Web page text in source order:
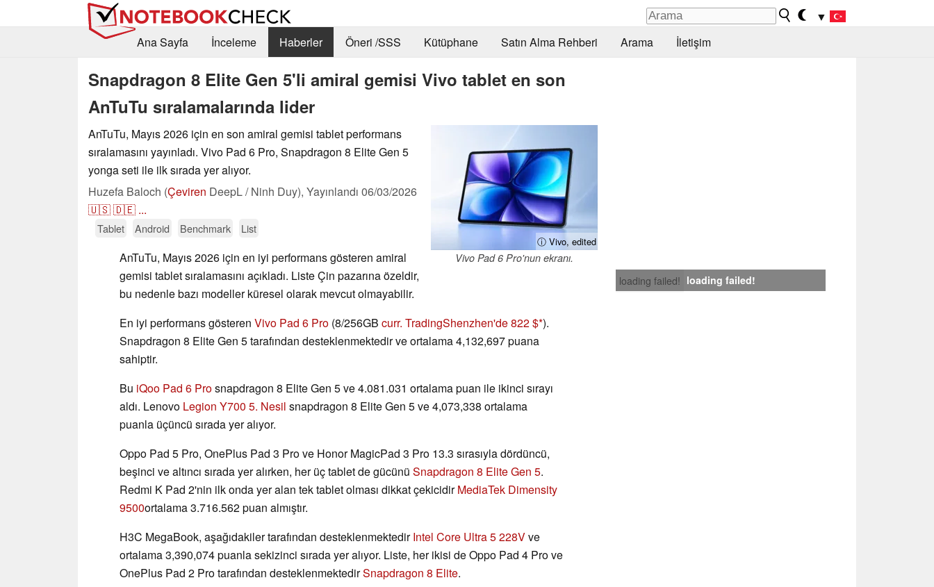
▼
Ana Sayfa
İnceleme Haberler Öneri /SSS Kütüphane Satın Alma Rehberi Arama İletişim
Snapdragon 8 Elite Gen 5'li amiral gemisi Vivo tablet en son
AnTuTu sıralamalarında lider
ⓘ Vivo, edited
Vivo Pad 6 Pro'nun ekranı.
AnTuTu, Mayıs 2026 için en son amiral gemisi tablet performans
sıralamasını yayınladı. Vivo Pad 6 Pro, Snapdragon 8 Elite Gen 5
yonga seti ile ilk sırada yer alıyor.
Huzefa Baloch (Çeviren DeepL / Ninh Duy), Yayınlandı 06/03/2026
🇺🇸🇩🇪 ...
Tablet Android Benchmark List
loading failed! loading failed!
AnTuTu, Mayıs 2026 için en iyi performans gösteren amiral
gemisi tablet sıralamasını açıkladı. Liste Çin pazarına özeldir,
bu nedenle bazı modeller küresel olarak mevcut olmayabilir.
En iyi performans gösteren Vivo Pad 6 Pro (8/256GB curr. TradingShenzhen'de 822 $ ).
Snapdragon 8 Elite Gen 5 tarafından desteklenmektedir ve ortalama 4,132,697 puana
sahiptir.
Bu iQoo Pad 6 Prosnapdragon 8 Elite Gen 5 ve 4.081.031 ortalama puan ile ikinci sırayı
aldı. Lenovo Legion Y700 5. Nesil snapdragon 8 Elite Gen 5 ve 4,073,338 ortalama
puanla üçüncü sırada yer alıyor.
Oppo Pad 5 Pro, OnePlus Pad 3 Pro ve Honor MagicPad 3 Pro 13.3 sırasıyla dördüncü,
beşinci ve altıncı sırada yer alırken, her üç tablet de gücünü Snapdragon 8 Elite Gen 5.
Redmi K Pad 2'nin ilk onda yer alan tek tablet olması dikkat çekicidirMediaTek Dimensity
9500ortalama 3.716.562 puan almıştır.
H3C MegaBook, aşağıdakiler tarafından desteklenmektedirIntel Core Ultra 5 228Vve
ortalama 3,390,074 puanla sekizinci sırada yer alıyor. Liste, her ikisi de Oppo Pad 4 Pro ve
OnePlus Pad 2 Pro tarafından desteklenmektedirSnapdragon 8 Elite.